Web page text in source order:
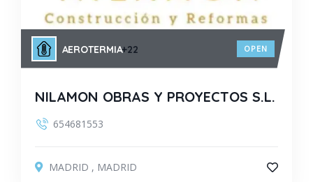
AEROTERMIA+22 OPEN
NILAMON OBRAS Y PROYECTOS S.L.
654681553
MADRID , MADRID